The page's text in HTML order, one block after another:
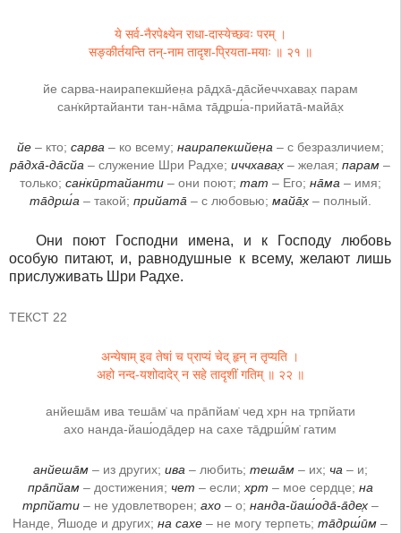
ये सर्व-नैरपेक्ष्येन राधा-दास्येच्छवः परम् ।
सङ्कीर्तयन्ति तन्-नाम तादृश-प्रियता-मयाः ॥ २१ ॥
йе сарва-наирапекшйен̣а ра̄дха̄-да̄сйеччхавах̣ парам
сан̇кӣртайанти тан-на̄ма та̄др̣ш́а-прийата̄-майа̄х̣
йе– кто; сарва – ко всему; наирапекшйен̣а – с безразличием;
ра̄дха̄-да̄сйа – служение Шри Радхе; иччхавах̣ – желая; парам –
только; сан̇кӣртайанти– они поют; тат – Его; на̄ма – имя;
та̄др̣ш́а – такой; прийата̄ – с любовью; майа̄х̣– полный.
Они поют Господни имена, и к Господу любовь
особую питают, и, равнодушные к всему, желают лишь
прислуживать Шри Радхе.
ТЕКСТ 22
अन्येषाम् इव तेषां च प्राप्यं चेद् हृन् न तृप्यति ।
अहो नन्द-यशोदादेर् न सहे तादृशीं गतिम् ॥ २२ ॥
анйеша̄м ива теша̄м̇ ча пра̄пйам̇ чед хр̣н на тр̣пйати
ахо нанда-йаш́ода̄дер на сахе та̄др̣ш́ӣм̇ гатим
анйеша̄м– из других; ива – любить; теша̄м– их; ча – и;
пра̄пйам– достижения; чет – если; хр̣т – мое сердце; на
тр̣пйати– не удовлетворен; ахо– о; нанда-йаш́ода̄-а̄дех̣–
Нанде, Яшоде и других; на сахе – не могу терпеть; та̄др̣ш́ӣм –